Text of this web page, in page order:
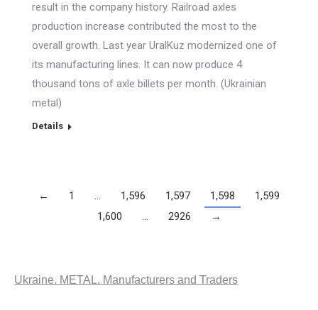
result in the company history. Railroad axles
production increase contributed the most to the
overall growth. Last year UralKuz modernized one of
its manufacturing lines. It can now produce 4
thousand tons of axle billets per month. (Ukrainian
metal)
Details
← 1 … 1,596 1,597 1,598
1,599
1,600
… 2926 →
Ukraine. METAL. Manufacturers and Traders